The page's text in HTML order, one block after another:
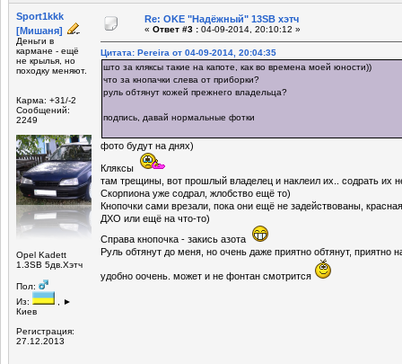
Sport1kkk
[Мишаня]
Деньги в
кармане - ещё
не крылья, но
походку меняют.
Карма: +31/-2
Сообщений:
2249
Opel Kadett
1.3SB 5дв.Хэтч
Пол:
Из:
, ►
Киев
Регистрация:
27.12.2013
Re: OKE "Надёжный" 13SB хэтч
« Ответ #3 : 04-09-2014, 20:10:12 »
Цитата: Pereira от 04-09-2014, 20:04:35
што за кляксы такие на капоте, как во времена моей юности))
что за кнопачки слева от приборки?
руль обтянут кожей прежнего владельца?
подпись, давай нормальные фотки
фото будут на днях)
Кляксы
там трещины, вот прошлый владелец и наклеил их.. содрать их
Скорпиона уже содрал, жлобство ещё то)
Кнопочки сами врезали, пока они ещё не задействованы,
ДХО или ещё на что-то)
Справа кнопочка - закись азота
Руль обтянут до меня, но очень даже приятно обтянут, приятно
удобно оочень. может и не фонтан смотрится